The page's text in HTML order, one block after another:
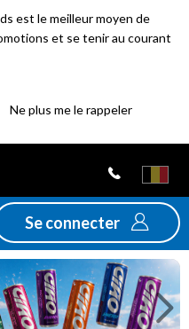
est le meilleur moyen de
et se tenir au courant
Ne plus me le rappeler
Se connecter